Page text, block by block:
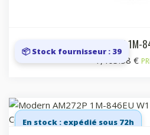
Modern AM272P 1M-
1,403.58 €
📦 Stock fournisseur : 39
En stock : expédié sous 72h